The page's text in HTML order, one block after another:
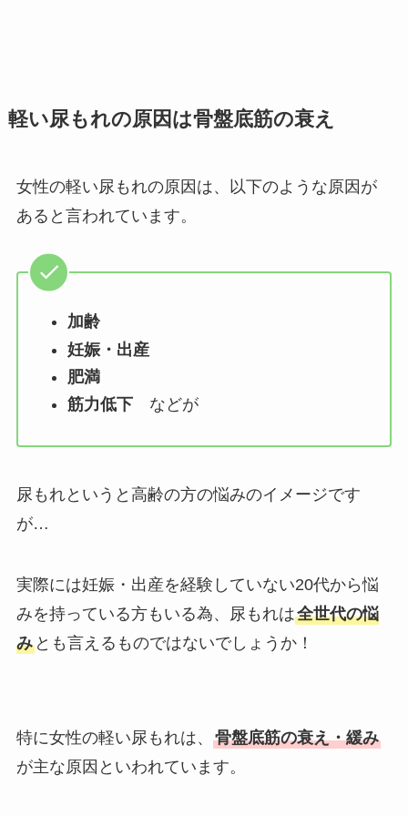
軽い尿もれの原因は骨盤底筋の衰え
女性の軽い尿もれの原因は、以下のような原因が
あると言われています。
加齢
妊娠・出産
肥満
筋力低下などが
尿もれというと高齢の方の悩みのイメージです
が…
実際には妊娠・出産を経験していない20代から悩
みを持っている方もいる為、尿もれは全世代の悩
みとも言えるものではないでしょうか！
特に女性の軽い尿もれは、 骨盤底筋の衰え・緩み
が主な原因といわれています。